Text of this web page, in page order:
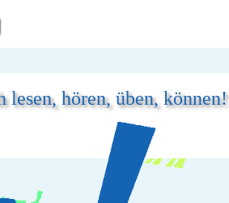
hören, üben, können!